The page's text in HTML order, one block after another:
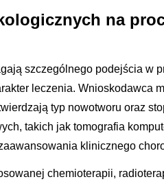
na
szczególnego podejścia w
leczenia. Wnioskodawca
typ nowotworu oraz
takich jak tomografia
klinicznego
chemioterapii,